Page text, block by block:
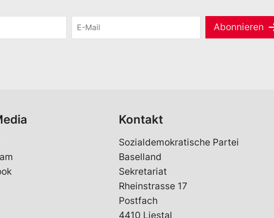
M
Abonnieren
Kontakt
Sozialdemokratische Partei
Baselland
Sekretariat
Rheinstrasse 17
Postfach
4410 Liestal